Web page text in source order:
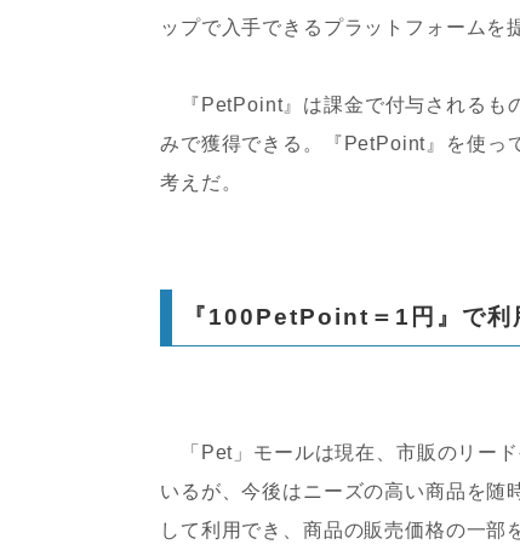
ップで入手できるプラットフォームを
『PetPoint』は課金で付与されるも
みで獲得できる。『PetPoint』を使っ
考えだ。
『100PetPoint＝1円』で利
「Pet」モールは現在、市販のリー
いるが、今後はニーズの高い商品を
して利用でき、商品の販売価格の一部